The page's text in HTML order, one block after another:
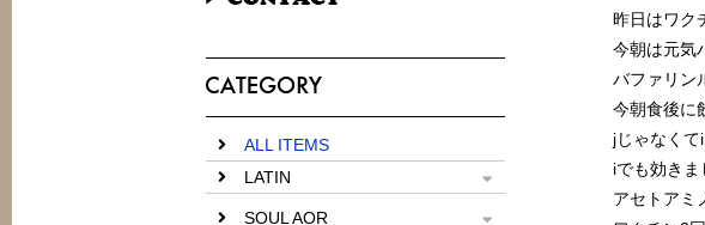
ALL ITEMS
LATIN
SOUL AOR
昨日はワク
今朝は元気
バファリン
今朝食後に
jじゃなくて
iでも効きま
アセトアミ